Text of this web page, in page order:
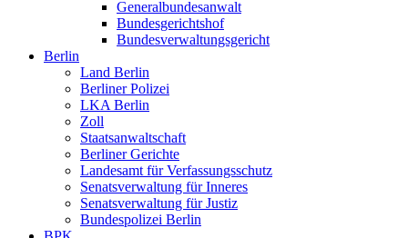
Generalbundesanwalt
Bundesgerichtshof
Bundesverwaltungsgericht
Berlin
Land Berlin
Berliner Polizei
LKA Berlin
Zoll
Staatsanwaltschaft
Berliner Gerichte
Landesamt für Verfassungsschutz
Senatsverwaltung für Inneres
Senatsverwaltung für Justiz
Bundespolizei Berlin